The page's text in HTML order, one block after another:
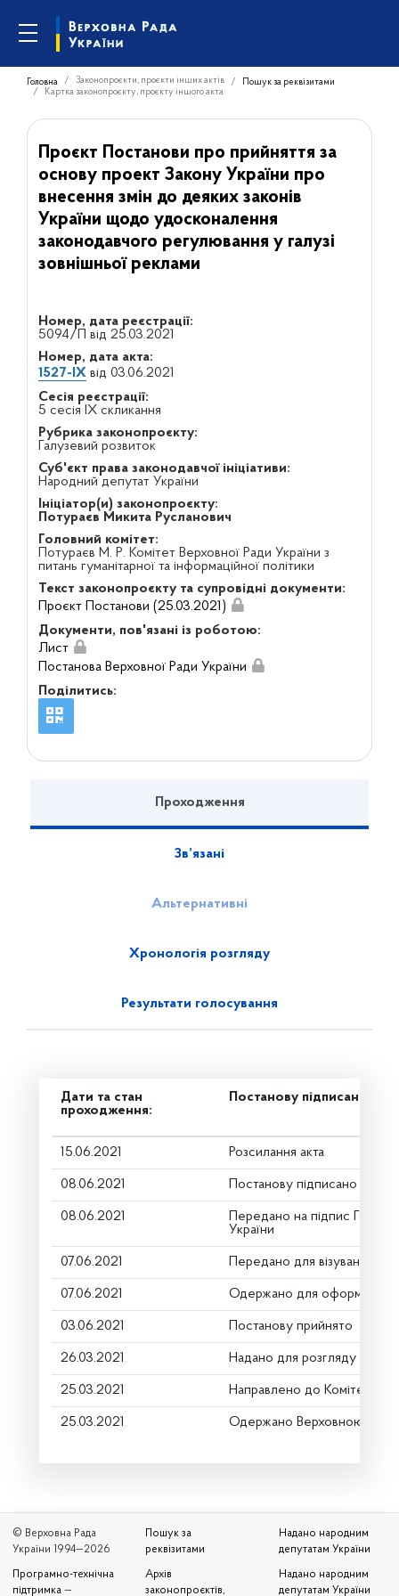
Головна Законопроєкти, проєкти інших актів
Пошук за реквізитами
Картка законопроєкту, проєкту іншого акта
Проєкт Постанови про прийняття за
основу проект Закону України про
внесення змін до деяких законів
України щодо удосконалення
законодавчого регулювання у галузі
зовнішньої реклами
Номер, дата реєстрації:
5094/П від 25.03.2021
Номер, дата акта:
1527-IXвід 03.06.2021
Сесія реєстрації:
5 сесія IX скликання
Рубрика законопроєкту:
Галузевий розвиток
Суб'єкт права законодавчої ініціативи:
Народний депутат України
Ініціатор(и) законопроєкту:
Потураєв Микита Русланович
Головний комітет:
Потураєв М. Р. Комітет Верховної Ради України з
питань гуманітарної та інформаційної політики
Текст законопроєкту та супровідні документи:
Проєкт Постанови (25.03.2021)
Документи, пов'язані із роботою:
Лист
Постанова Верховної Ради України
Поділитись:
Проходження
Зв’язані
Альтернативні
Хронологія розгляду
Результати голосування
Дати та стан
проходження:
Постанову підписано
15.06.2021 Розсилання акта
08.06.2021 Постанову підписано
08.06.2021
Передано на підпис Голові
України
07.06.2021 Передано для візування в
07.06.2021 Одержано для оформлення
03.06.2021 Постанову прийнято
26.03.2021 Надано для розгляду
25.03.2021 Направлено до Комітету
25.03.2021 Одержано Верховною
© Верховна Рада
України 1994—2026
Програмно-технічна
підтримка —
Пошук за
реквізитами
Архів
законопроєктів,
Надано народним
депутатам України
Надано народним
депутатам України